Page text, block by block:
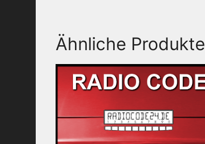
Ähnliche Produkte